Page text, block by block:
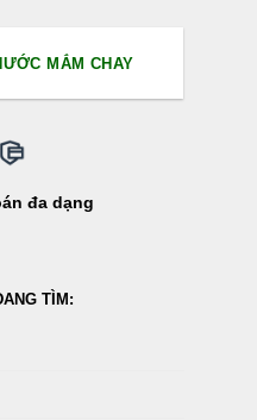
MẮM CHAY
đa dạng
TÌM: